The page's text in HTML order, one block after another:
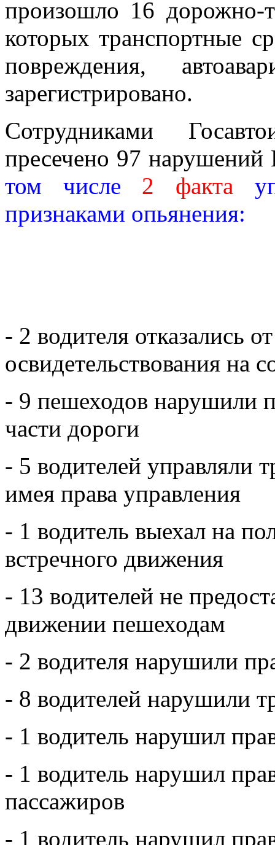
произошло 16 дорожно-
которых транспортные
повреждения,
зарегистрировано.
Сотрудниками
пресечено 97
том числе 2 факта
признаками опьянения:
- 2 водителя отказались
освидетельствования на
- 9 пешеходов нарушили
части дороги
- 5 водителей управляли
имея права управления
- 1 водитель выехал на
встречного движения
- 13 водителей не
движении пешеходам
- 2 водителя нарушили
- 8 водителей нарушили
- 1 водитель нарушил
- 1 водитель нарушил
пассажиров
- 1 водитель нарушил